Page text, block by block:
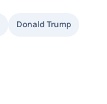
Donald Trump